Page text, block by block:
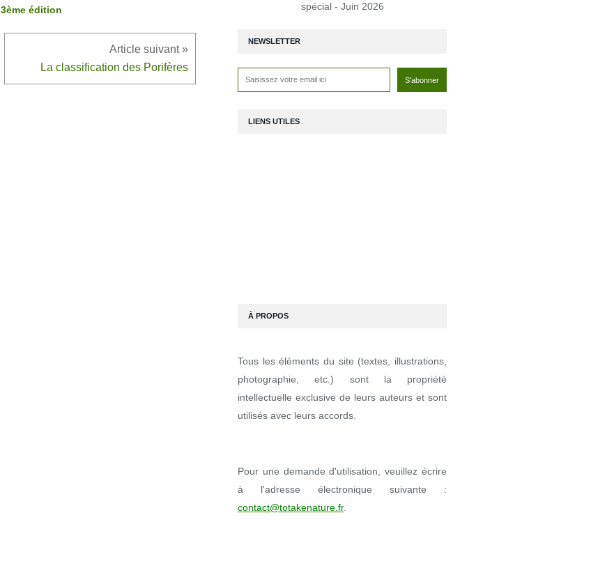
3ème édition
La classification des Porifères
NEWSLETTER
spécial - Juin 2026
LIENS UTILES
À PROPOS
Tous les éléments du site (textes, illustrations,
photographie, etc.) sont la propriété
intellectuelle exclusive de leurs auteurs et sont
utilisés avec leurs accords.
Pour une demande d'utilisation, veuillez écrire
à l'adresse électronique suivante :
contact@totakenature.fr